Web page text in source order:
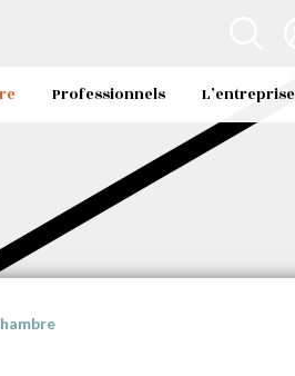
Professionnels L’entreprise